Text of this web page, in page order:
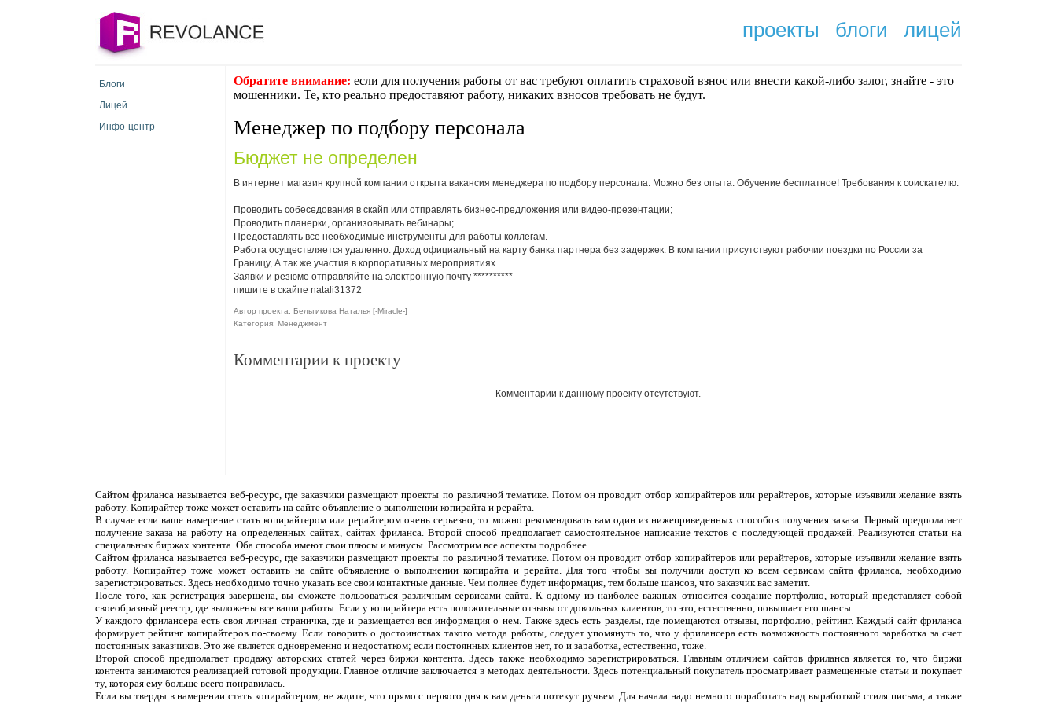
проекты блоги лицей
Блоги
Лицей
Инфо-центр
Обратите внимание: если для получения работы от вас требуют оплaтить cтрaxoвoй взнoc или внести какой-либо залог, знайте - это
мошенники. Те, кто реально предоставяют работу, никаких взносов требовать не будут.
Менеджер по подбору персонала
Бюджет не определен
В интернет магазин крупной компании открыта вакансия менеджера по подбору персонала. Можно без опыта. Обучение бесплатное! Требования к соискателю:
Проводить собеседования в скайп или отправлять бизнес-предложения или видео-презентации;
Проводить планерки, организовывать вебинары;
Предоставлять все необходимые инструменты для работы коллегам.
Работа осуществляется удаленно. Доход официальный на карту банка партнера без задержек. В компании присутствуют рабочии поездки по России за
Границу, А так же участия в корпоративных мероприятиях.
Заявки и резюме отправляйте на электронную почту **********
пишите в скайпе natali31372
Автор проекта: Бельтикова Наталья [-Miracle-]
Категория: Менеджмент
Комментарии к проекту
Комментарии к данному проекту отсутствуют.
Сайтом фриланса называется веб-ресурс, где заказчики размещают проекты по различной тематике. Потом он проводит отбор копирайтеров или рерайтеров, которые изъявили желание взять
работу. Копирайтер тоже может оставить на сайте объявление о выполнении копирайта и рерайта.
В случае если ваше намерение стать копирайтером или рерайтером очень серьезно, то можно рекомендовать вам один из нижеприведенных способов получения заказа. Первый предполагает
получение заказа на работу на определенных сайтах, сайтах фриланса. Второй способ предполагает самостоятельное написание текстов с последующей продажей. Реализуются статьи на
специальных биржах контента. Оба способа имеют свои плюсы и минусы. Рассмотрим все аспекты подробнее.
Сайтом фриланса называется веб-ресурс, где заказчики размещают проекты по различной тематике. Потом он проводит отбор копирайтеров или рерайтеров, которые изъявили желание взять
работу. Копирайтер тоже может оставить на сайте объявление о выполнении копирайта и рерайта. Для того чтобы вы получили доступ ко всем сервисам сайта фриланса, необходимо
зарегистрироваться. Здесь необходимо точно указать все свои контактные данные. Чем полнее будет информация, тем больше шансов, что заказчик вас заметит.
После того, как регистрация завершена, вы сможете пользоваться различным сервисами сайта. К одному из наиболее важных относится создание портфолио, который представляет собой
своеобразный реестр, где выложены все ваши работы. Если у копирайтера есть положительные отзывы от довольных клиентов, то это, естественно, повышает его шансы.
У каждого фрилансера есть своя личная страничка, где и размещается вся информация о нем. Также здесь есть разделы, где помещаются отзывы, портфолио, рейтинг. Каждый сайт фриланса
формирует рейтинг копирайтеров по-своему. Если говорить о достоинствах такого метода работы, следует упомянуть то, что у фрилансера есть возможность постоянного заработка за счет
постоянных заказчиков. Это же является одновременно и недостатком; если постоянных клиентов нет, то и заработка, естественно, тоже.
Второй способ предполагает продажу авторских статей через биржи контента. Здесь также необходимо зарегистрироваться. Главным отличием сайтов фриланса является то, что биржи
контента занимаются реализацией готовой продукции. Главное отличие заключается в методах деятельности. Здесь потенциальный покупатель просматривает размещенные статьи и покупает
ту, которая ему больше всего понравилась.
Если вы тверды в намерении стать копирайтером, не ждите, что прямо с первого дня к вам деньги потекут ручьем. Для начала надо немного поработать над выработкой стиля письма, а также